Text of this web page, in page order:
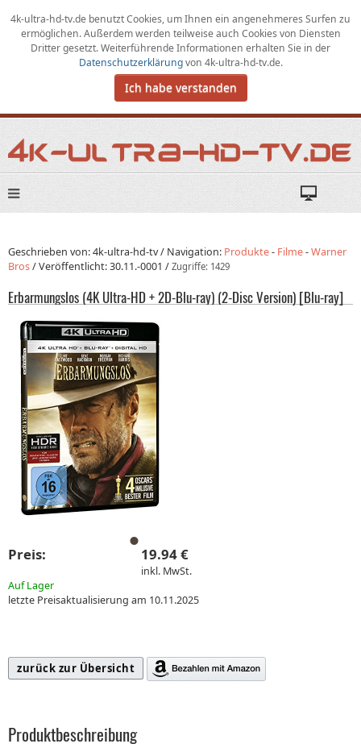
4k-ultra-hd-tv.de benutzt Cookies, umIhnen ein angenehmeres Surfen zu
ermöglichen.Außerdem werden teilweise auch Cookies von Diensten
Dritter gesetzt. Weiterführende Informationen erhalten Sie in der
Datenschutzerklärungvon 4k-ultra-hd-tv.de.
Ich habe verstanden
Geschrieben von: 4k-ultra-hd-tv / Navigation: Produkte- Filme-Warner
Bros/Veröffentlicht:30.11.-0001 / Zugriffe: 1429
Erbarmungslos (4K Ultra-HD + 2D-Blu-ray) (2-Disc Version) [Blu-ray]
Preis: 19.94 €
inkl. MwSt.
Auf Lager
letzte Preisaktualisierung am 10.11.2025
zurück zur Übersicht
Produktbeschreibung